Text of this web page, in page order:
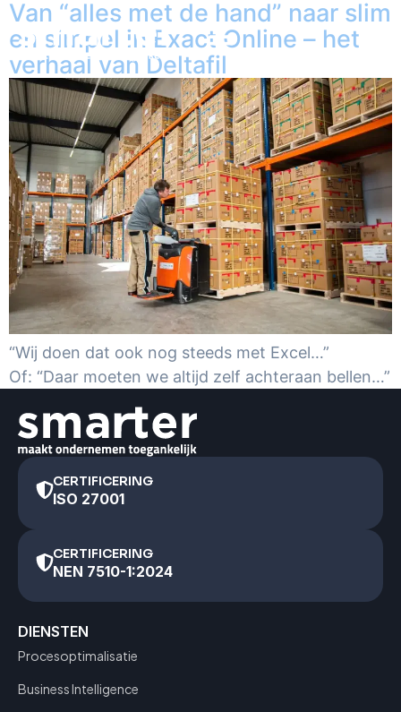
Van “alles met de hand” naar slim
en simpel in Exact Online – het
verhaal van Deltafil
“Wij doen dat ook nog steeds met Excel…”
Of: “Daar moeten we altijd zelf achteraan bellen…”
CERTIFICERING
ISO 27001
CERTIFICERING
NEN 7510-1:2024
DIENSTEN
Procesoptimalisatie
Business Intelligence